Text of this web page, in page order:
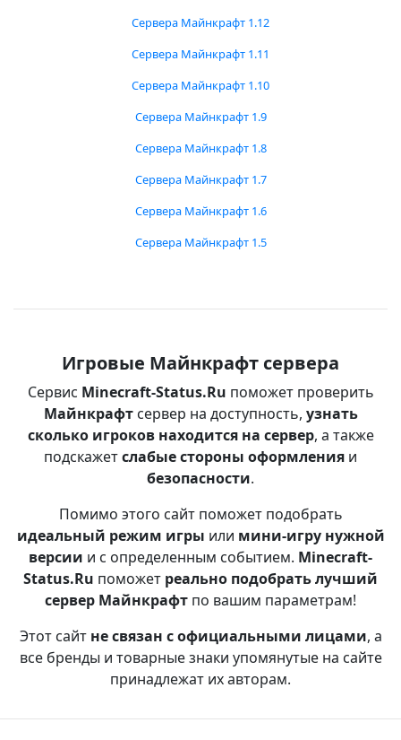
Сервера Майнкрафт 1.12
Сервера Майнкрафт 1.11
Сервера Майнкрафт 1.10
Сервера Майнкрафт 1.9
Сервера Майнкрафт 1.8
Сервера Майнкрафт 1.7
Сервера Майнкрафт 1.6
Сервера Майнкрафт 1.5
Игровые Майнкрафт сервера
Сервис Minecraft-Status.Ru поможет проверить
Майнкрафтсервер на доступность, узнать
сколько игроков находится на сервер, а также
подскажетслабые стороны оформления и
безопасности.
Помимо этого сайт поможет подобрать
идеальный режим игры или мини-игру нужной
версии и с определенным событием. Minecraft-
Status.Ru поможет реально подобрать лучший
сервер Майнкрафт по вашим параметрам!
Этот сайт не связан с официальными лицами, а
все бренды и товарные знаки упомянутые на сайте
принадлежат их авторам.